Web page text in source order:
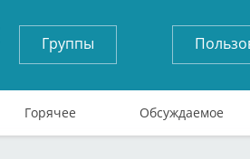
Группы
Горячее Обсуждаемое